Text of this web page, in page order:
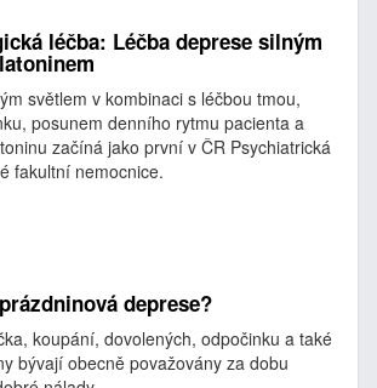
léčba: Léčba deprese silným
světlem v kombinaci s léčbou tmou,
posunem denního rytmu pacienta a
začíná jako první v ČR Psychiatrická
fakultní nemocnice.
deprese?
koupání, dovolených, odpočinku a také
bývají obecně považovány za dobu